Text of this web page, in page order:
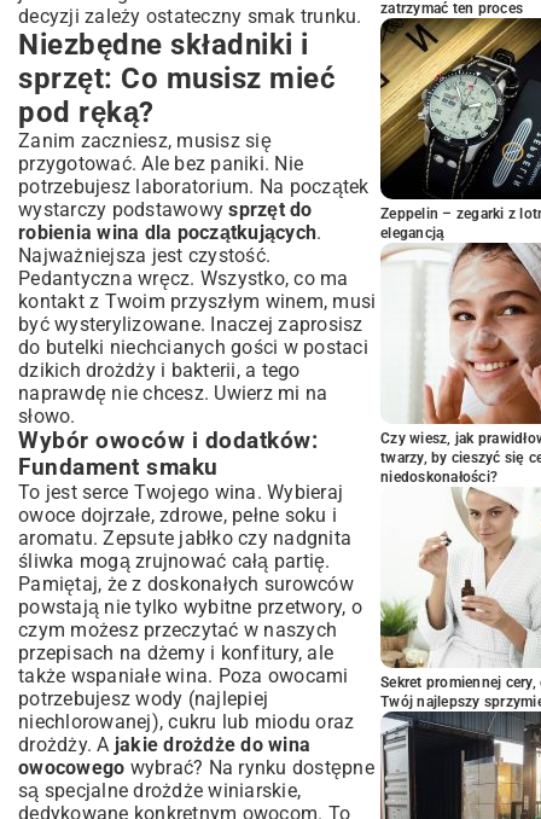
Zlewanie i klarowanie: Osiąganie czystości i
blasku
Butelkowanie i dojrzewanie: Ostatnie szlify
przed degustacją
Najczęstsze problemy i rozwiązania: Jak
uniknąć winiarskich wpadek?
Pułapki początkującego winiarza: Czego
się wystrzegać?
Kiedy fermentacja staje: Porady na
zastopowane wino
Różnorodność smaków: Eksperymentuj
z przepisami na domowe wina
Wino owocowe kontra winogronowe:
Wybór smaku
Zioła i przyprawy: Jak wzbogacić aromat?
Przechowywanie i podawanie: Ciesz się
każdym łykiem domowego trunku
Optymalne warunki przechowywania:
Sekret długowieczności wina
Podsumowanie: Satysfakcja z
własnoręcznie zrobionego wina
decyzji zależy ostateczny smak trunku.
Niezbędne składniki i
sprzęt: Co musisz mieć
pod ręką?
Zanim zaczniesz, musisz się
przygotować. Ale bez paniki. Nie
potrzebujesz laboratorium. Na początek
wystarczy podstawowysprzęt do
robienia wina dla początkujących.
Najważniejsza jest czystość.
Pedantyczna wręcz. Wszystko, co ma
kontakt z Twoim przyszłym winem, musi
być wysterylizowane. Inaczej zaprosisz
do butelki niechcianych gości w postaci
dzikich drożdży i bakterii, a tego
naprawdę nie chcesz. Uwierz mi na
słowo.
Wybór owoców i dodatków:
Fundament smaku
To jest serce Twojego wina. Wybieraj
owoce dojrzałe, zdrowe, pełne soku i
aromatu. Zepsute jabłko czy nadgnita
śliwka mogą zrujnować całą partię.
Pamiętaj, że z doskonałych surowców
powstają nie tylko wybitne przetwory, o
czym możesz przeczytać w naszych
przepisach na dżemy i konfitury, ale
także wspaniałe wina. Poza owocami
potrzebujesz wody (najlepiej
niechlorowanej), cukru lub miodu oraz
drożdży. A jakie drożdże do wina
owocowego wybrać? Na rynku dostępne
są specjalne drożdże winiarskie,
dedykowane konkretnym owocom. To
zatrzymać ten proces
Zeppelin – zegarki z
elegancją
Czy wiesz, jak
twarzy, by cieszyć się
niedoskonałości?
Sekret promiennej
Twój najlepszy